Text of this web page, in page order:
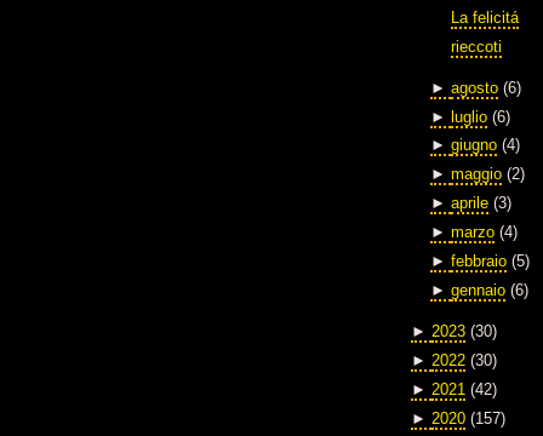
La felicitá
rieccoti
► agosto (6)
► luglio (6)
► giugno (4)
► maggio (2)
► aprile (3)
► marzo (4)
► febbraio (5)
► gennaio (6)
► 2023 (30)
► 2022 (30)
► 2021 (42)
► 2020 (157)